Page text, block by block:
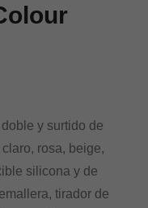
y surtido de
rosa, beige,
silicona y de
tirador de